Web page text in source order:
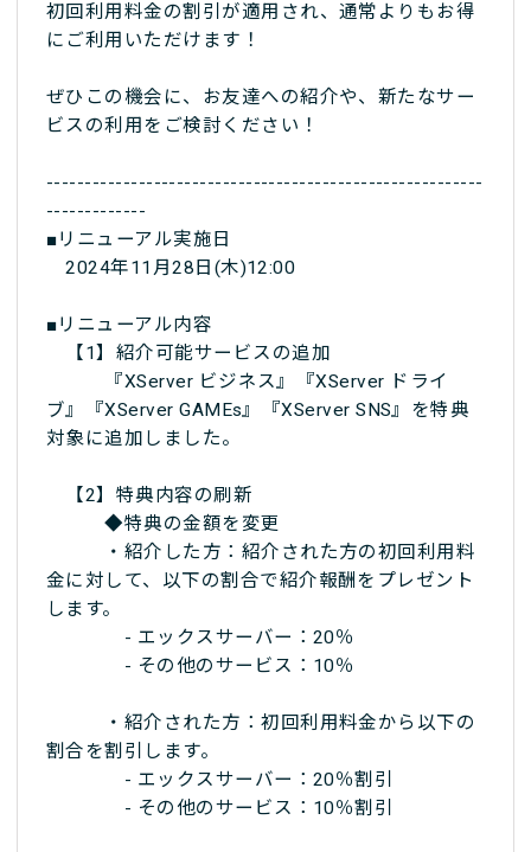
初回利用料金の割引が適用され、通常よりもお得
にご利用いただけます！
ぜひこの機会に、お友達への紹介や、新たなサー
ビスの利用をご検討ください！
---------------------------------------------------------
-------------
■リニューアル実施日
2024年11月28日(木)12:00
■リニューアル内容
【1】紹介可能サービスの追加
『XServer ビジネス』『XServer ドライ
ブ』『XServer GAMEs』『XServer SNS』を特典
対象に追加しました。
【2】特典内容の刷新
◆特典の金額を変更
・紹介した方：紹介された方の初回利用料
金に対して、以下の割合で紹介報酬をプレゼント
します。
- エックスサーバー：20％
- その他のサービス：10％
・紹介された方：初回利用料金から以下の
割合を割引します。
- エックスサーバー：20％割引
- その他のサービス：10％割引